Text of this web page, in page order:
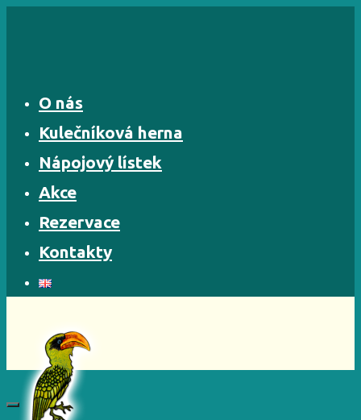
O nás
Kulečníková herna
Nápojový lístek
Akce
Rezervace
Kontakty